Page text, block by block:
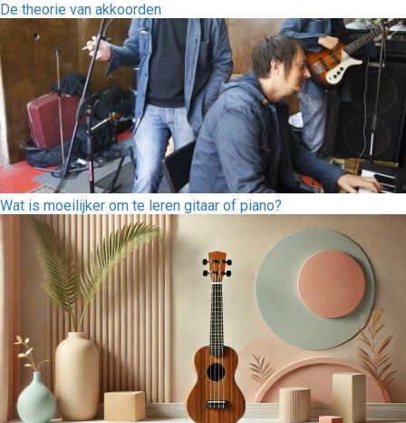
De theorie van akkoorden
Wat is moeilijker om te leren gitaar of piano?